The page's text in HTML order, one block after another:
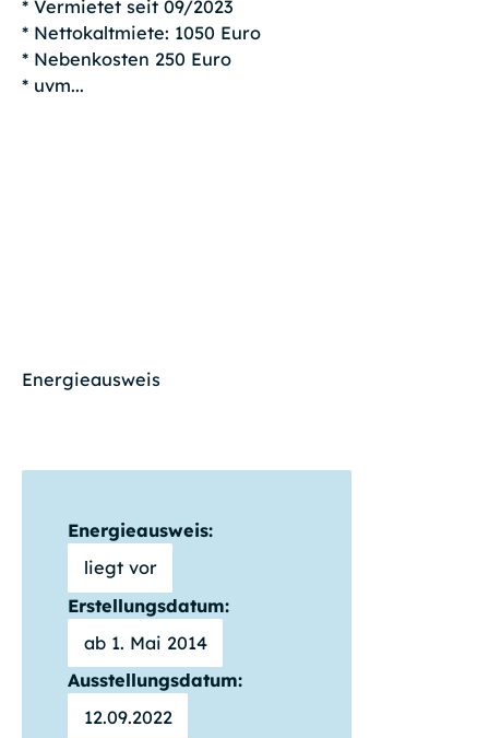
* Vermietet seit 09/2023
* Nettokaltmiete: 1050 Euro
* Nebenkosten 250 Euro
* uvm...
Energieausweis
Energieausweis:
liegt vor
Erstellungsdatum:
ab 1. Mai 2014
Ausstellungsdatum:
12.09.2022